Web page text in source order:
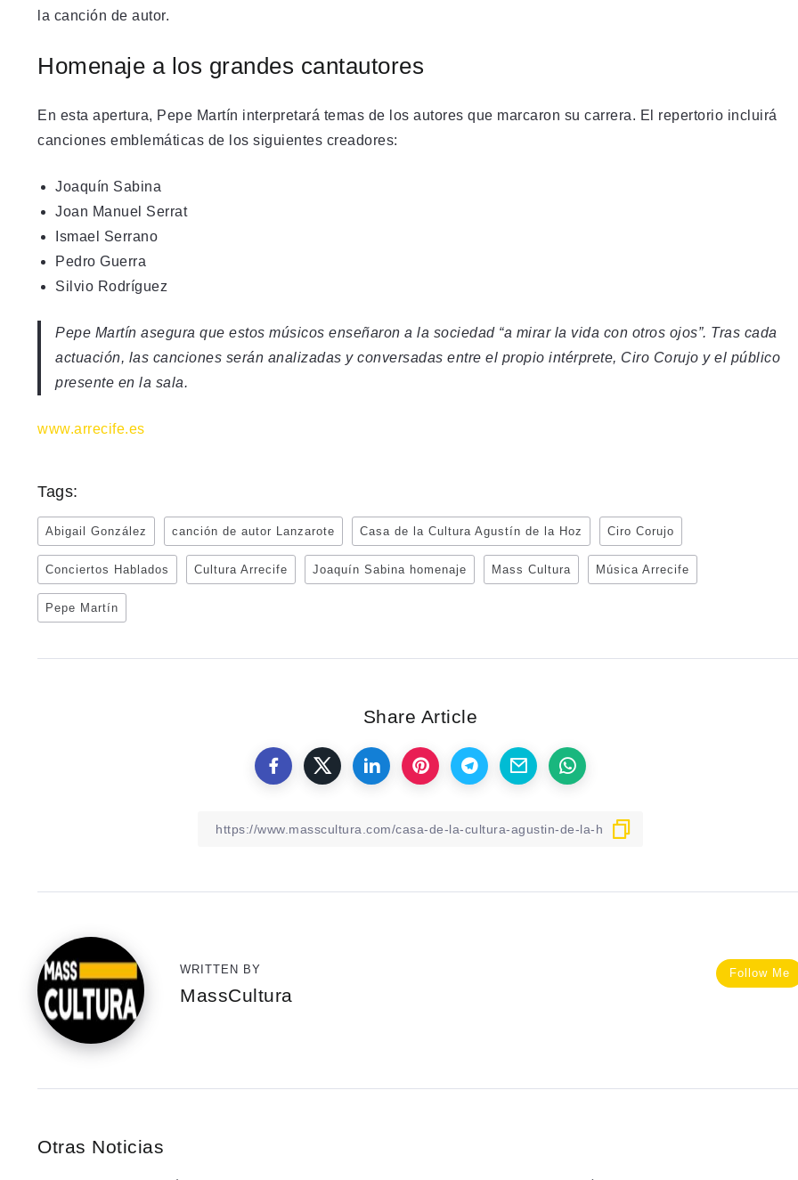
la canción de autor.
Homenaje a los grandes cantautores
En esta apertura, Pepe Martín interpretará temas de los autores que marcaron su carrera. El repertorio incluirá
canciones emblemáticas de los siguientes creadores:
Joaquín Sabina
Joan Manuel Serrat
Ismael Serrano
Pedro Guerra
Silvio Rodríguez
Pepe Martín asegura que estos músicos enseñaron a la sociedad “a mirar la vida con otros ojos”. Tras cada
actuación, las canciones serán analizadas y conversadas entre el propio intérprete, Ciro Corujo y el público
presente en la sala.
www.arrecife.es
Tags:
Abigail González canción de autor Lanzarote Casa de la Cultura Agustín de la Hoz Ciro Corujo
Conciertos Hablados Cultura Arrecife Joaquín Sabina homenaje Mass Cultura Música Arrecife
Pepe Martín
Share Article
Follow Me
WRITTEN BY
MassCultura
Otras Noticias